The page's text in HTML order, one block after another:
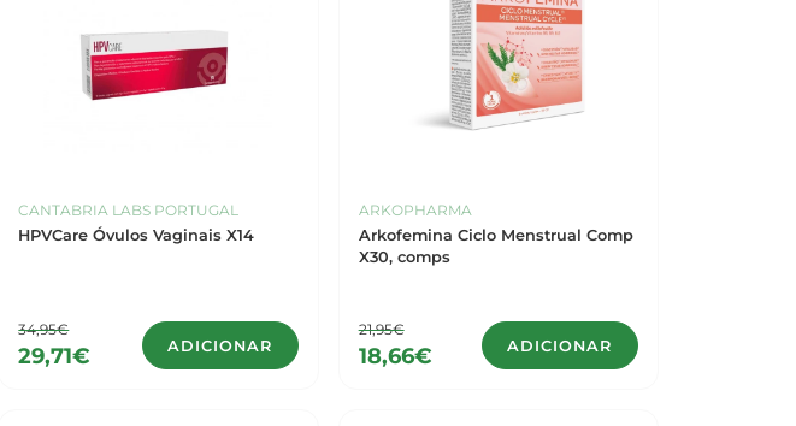
CANTABRIA LABS PORTUGAL
HPVCare Óvulos Vaginais X14
34,95€
29,71€ ADICIONAR
ARKOPHARMA
Arkofemina Ciclo Menstrual Comp
X30, comps
21,95€
18,66€ ADICIONAR